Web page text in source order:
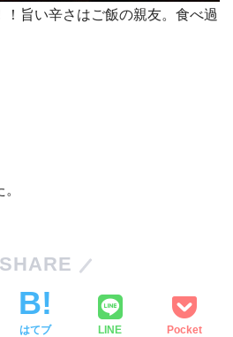
旨い辛さはご飯の親友。食べ過
SHARE
はてブ LINE Pocket